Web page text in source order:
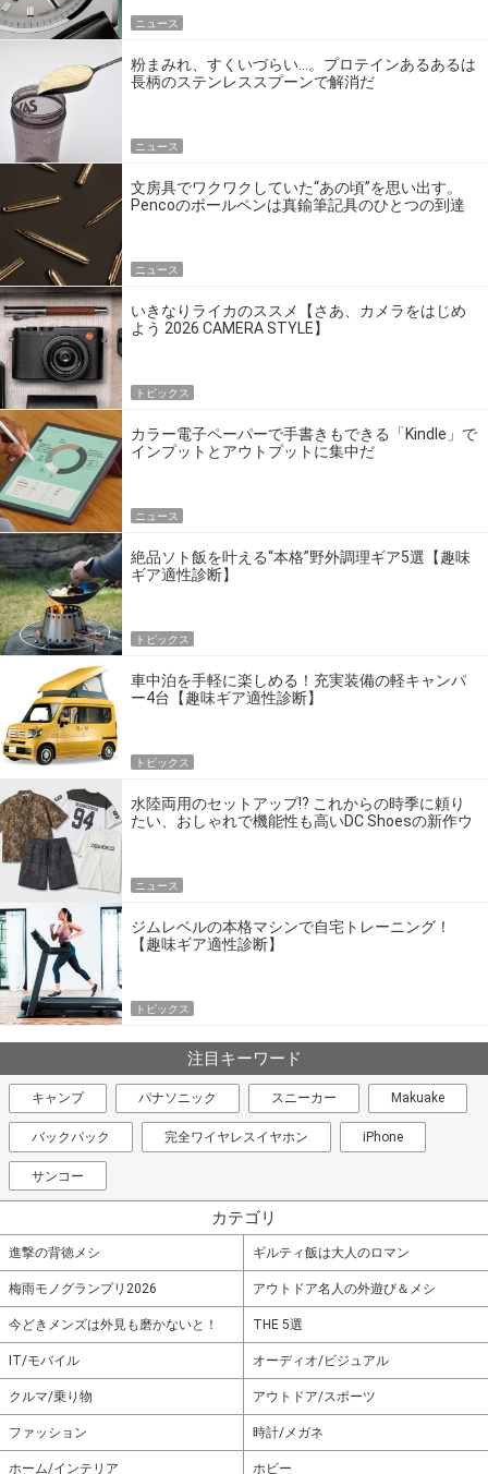
ニュース
粉まみれ、すくいづらい…。プロテインあるあるは
長柄のステンレススプーンで解消だ
ニュース
文房具でワクワクしていた“あの頃”を思い出す。
Pencoのボールペンは真鍮筆記具のひとつの到達
ニュース
いきなりライカのススメ【さあ、カメラをはじめ
よう 2026 CAMERA STYLE】
トピックス
カラー電子ペーパーで手書きもできる「Kindle」で
インプットとアウトプットに集中だ
ニュース
絶品ソト飯を叶える“本格”野外調理ギア5選【趣味
ギア適性診断】
トピックス
車中泊を手軽に楽しめる！充実装備の軽キャンパ
ー4台【趣味ギア適性診断】
トピックス
水陸両用のセットアップ!? これからの時季に頼り
たい、おしゃれで機能性も高いDC Shoesの新作ウ
ニュース
ジムレベルの本格マシンで自宅トレーニング！
【趣味ギア適性診断】
トピックス
注目キーワード
キャンプ パナソニック スニーカー Makuake
バックパック 完全ワイヤレスイヤホン iPhone
サンコー
カテゴリ
進撃の背徳メシ ギルティ飯は大人のロマン
梅雨モノグランプリ2026 アウトドア名人の外遊び＆メシ
今どきメンズは外見も磨かないと！ THE 5選
IT/モバイル オーディオ/ビジュアル
クルマ/乗り物 アウトドア/スポーツ
ファッション 時計/メガネ
ホーム/インテリア ホビー